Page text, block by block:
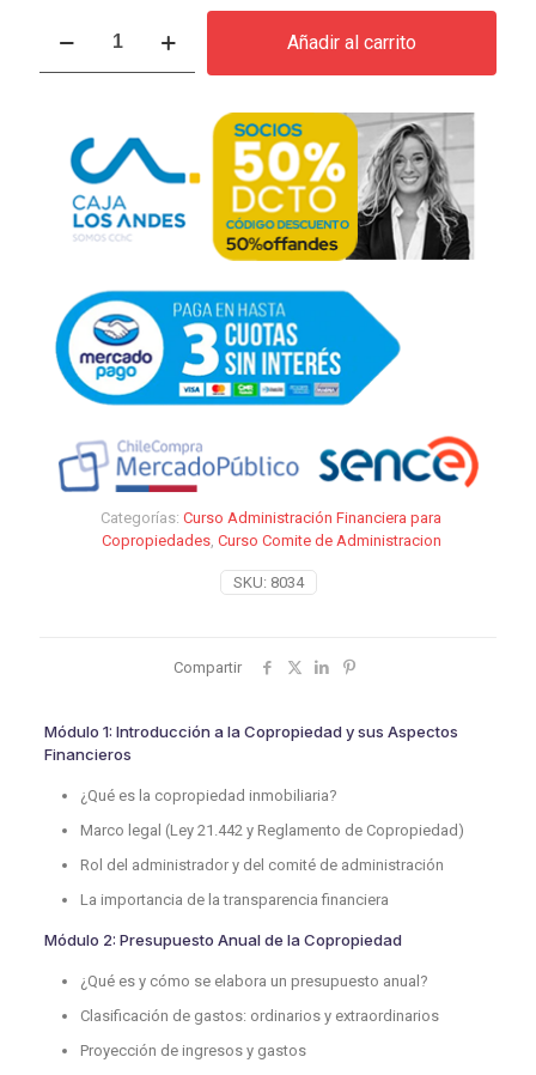
original
era:
actual
Administración
Financiera
cantidad
Añadir al carrito
SKU: 8034
Categorías: Curso Administración Financiera para
Copropiedades, Curso Comite de Administracion
Compartir
Módulo 1: Introducción a la Copropiedad y sus Aspectos
Financieros
¿Qué es la copropiedad inmobiliaria?
Marco legal (Ley 21.442 y Reglamento de Copropiedad)
Rol del administrador y del comité de administración
La importancia de la transparencia financiera
Módulo 2: Presupuesto Anual de la Copropiedad
¿Qué es y cómo se elabora un presupuesto anual?
Clasificación de gastos: ordinarios y extraordinarios
Proyección de ingresos y gastos